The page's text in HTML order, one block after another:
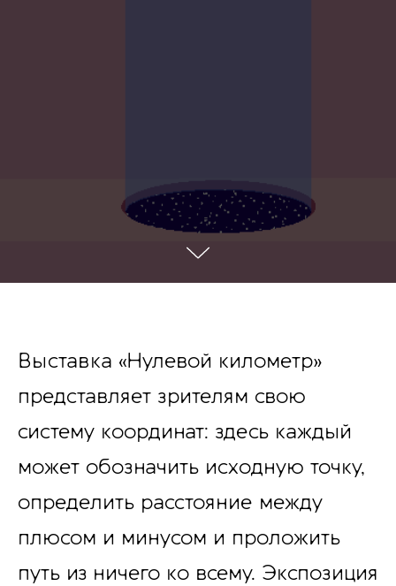
Выставка «Нулевой километр»
представляет зрителям свою
систему координат: здесь каждый
может обозначить исходную точку,
определить расстояние между
плюсом и минусом и проложить
путь из ничего ко всему. Экспозиция